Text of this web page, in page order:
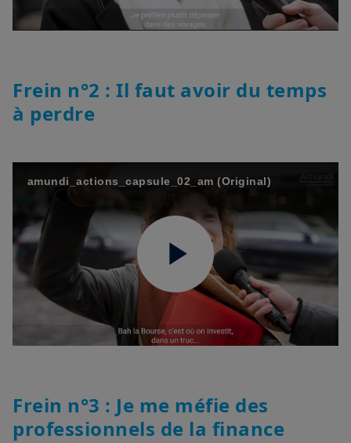
Frein n°2 : Il faut avoir du temps
à perdre
amundi_actions_capsule_02_am (Original)
Play
Frein n°3 : Je me méfie des
professionnels de la finance